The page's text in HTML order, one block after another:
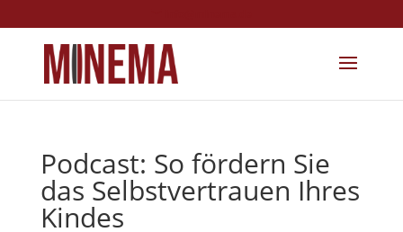
Podcast: So fördern Sie
das Selbstvertrauen Ihres
Kindes